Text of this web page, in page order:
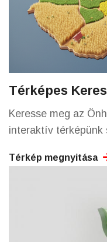
Térképes
Keresse meg az
interaktív térképünk
Térkép megnyitása